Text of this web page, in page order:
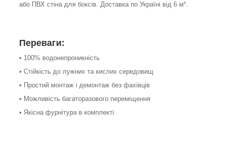
або ПВХ стіна для боксів. Доставка по Україні від 6 м².
Переваги:
• 100% водонепроникність
• Стійкість до лужних та кислих середовищ
• Простий монтаж і демонтаж без фахівців
• Можливість багаторазового переміщення
• Якісна фурнітура в комплекті